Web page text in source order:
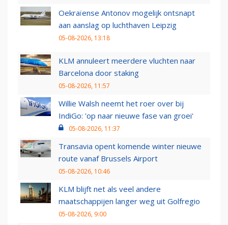
Oekraïense Antonov mogelijk ontsnapt
aan aanslag op luchthaven Leipzig
05-08-2026, 13:18
KLM annuleert meerdere vluchten naar
Barcelona door staking
05-08-2026, 11:57
Willie Walsh neemt het roer over bij
IndiGo: 'op naar nieuwe fase van groei'
05-08-2026, 11:37
Transavia opent komende winter nieuwe
route vanaf Brussels Airport
05-08-2026, 10:46
KLM blijft net als veel andere
maatschappijen langer weg uit Golfregio
05-08-2026, 9:00